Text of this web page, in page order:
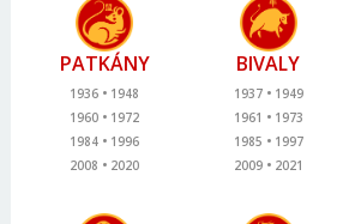
PATKÁNY
1936
1948
1960
1972
1984
1996
2008
2020
BIVALY
1937
1949
1961
1973
1985
1997
2009
2021